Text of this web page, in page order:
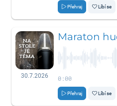
Přehraj Líbí se
30.7.2026
Maraton
0:00
Přehraj Líbí se